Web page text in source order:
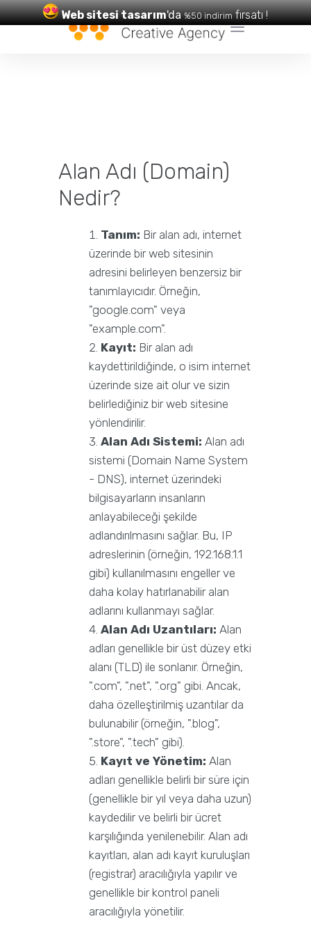
Web sitesi tasarım'da %50 indirim fırsatı !
Web TasarımveSEOHizmetleri
Alan Adı (Domain)
Nedir?
Tanım: Bir alan adı, internet
üzerinde bir web sitesinin
adresini belirleyen benzersiz bir
tanımlayıcıdır. Örneğin,
"google.com" veya
"example.com".
Kayıt: Bir alan adı
kaydettirildiğinde, o isim internet
üzerinde size ait olur ve sizin
belirlediğiniz bir web sitesine
yönlendirilir.
Alan Adı Sistemi: Alan adı
sistemi (Domain Name System
- DNS), internet üzerindeki
bilgisayarların insanların
anlayabileceği şekilde
adlandırılmasını sağlar. Bu, IP
adreslerinin (örneğin, 192.168.1.1
gibi) kullanılmasını engeller ve
daha kolay hatırlanabilir alan
adlarını kullanmayı sağlar.
Alan Adı Uzantıları: Alan
adları genellikle bir üst düzey etki
alanı (TLD) ile sonlanır. Örneğin,
".com", ".net", ".org" gibi. Ancak,
daha özelleştirilmiş uzantılar da
bulunabilir (örneğin, ".blog",
".store", ".tech" gibi).
Kayıt ve Yönetim: Alan
adları genellikle belirli bir süre için
(genellikle bir yıl veya daha uzun)
kaydedilir ve belirli bir ücret
karşılığında yenilenebilir. Alan adı
kayıtları, alan adı kayıt kuruluşları
(registrar) aracılığıyla yapılır ve
genellikle bir kontrol paneli
aracılığıyla yönetilir.